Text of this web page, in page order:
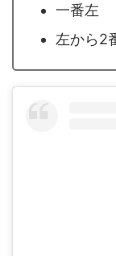
一番左
左から2